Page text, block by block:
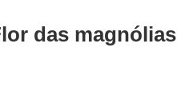
das magnólias